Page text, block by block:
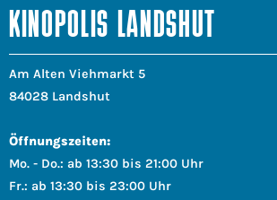
KINOPOLIS LANDSHUT
Am Alten Viehmarkt 5
84028 Landshut
Öffnungszeiten:
Mo. - Do.: ab 13:30 bis 21:00 Uhr
Fr.: ab 13:30 bis 23:00 Uhr